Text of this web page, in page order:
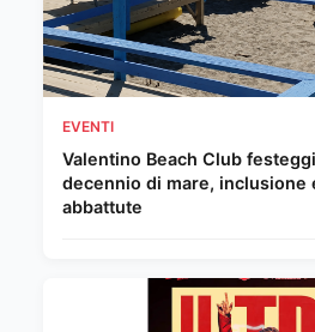
EVENTI
Valentino Beach Club
decennio di mare, inclusione
abbattute